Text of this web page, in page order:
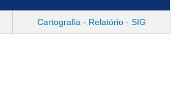
Cartografia - Relatório - SIG